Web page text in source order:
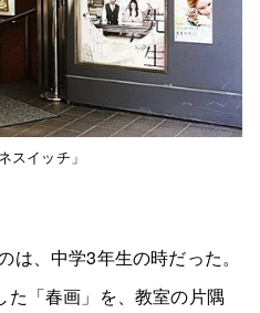
スイッチ」
、中学3年生の時だった。
「春画」を、教室の片隅